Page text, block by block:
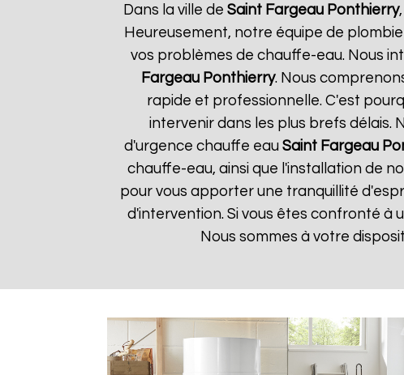
Dans la ville de Saint Fargeau Ponthierry
Heureusement, notre équipe de
vos problèmes de chauffe-eau. Nous
Fargeau Ponthierry. Nous
rapide et professionnelle. C'est
intervenir dans les plus brefs
d'urgence chauffe eau Saint Fargeau
chauffe-eau, ainsi que l'installation de
pour vous apporter une tranquillité
d'intervention. Si vous êtes confronté à
Nous sommes à votre